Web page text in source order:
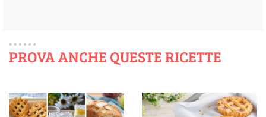
PROVA ANCHE QUESTE RICETTE